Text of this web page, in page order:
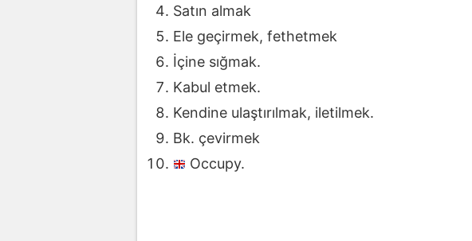
Satın almak
Ele geçirmek, fethetmek
İçine sığmak.
Kabul etmek.
Kendine ulaştırılmak, iletilmek.
Bk. çevirmek
Occupy.